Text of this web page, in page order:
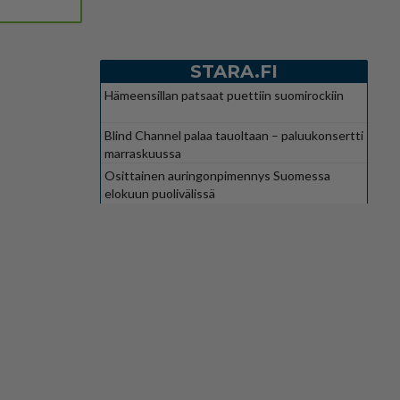
STARA.FI
Hämeensillan patsaat puettiin suomirockiin
Blind Channel palaa tauoltaan – paluukonsertti
marraskuussa
Osittainen auringonpimennys Suomessa
elokuun puolivälissä